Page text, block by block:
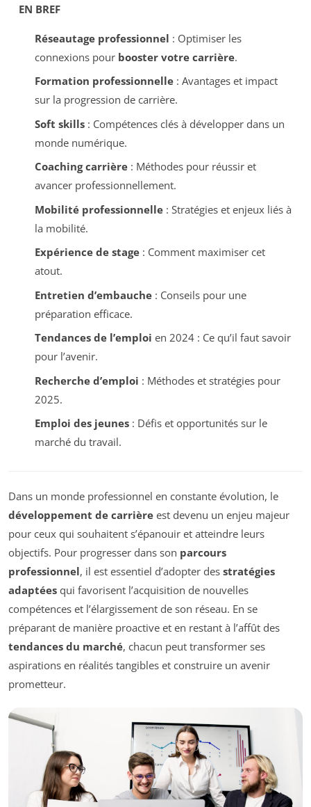
EN BREF
Réseautage professionnel : Optimiser les
connexions pour booster votre carrière.
Formation professionnelle: Avantages et impact
sur la progression de carrière.
Soft skills: Compétences clés à développer dans un
monde numérique.
Coaching carrière: Méthodes pour réussir et
avancer professionnellement.
Mobilité professionnelle: Stratégies et enjeux liés à
la mobilité.
Expérience de stage: Comment maximiser cet
atout.
Entretien d’embauche: Conseils pour une
préparation efficace.
Tendances de l’emploi en 2024 : Ce qu’il faut savoir
pour l’avenir.
Recherche d’emploi : Méthodes et stratégies pour
2025.
Emploi des jeunes: Défis et opportunités sur le
marché du travail.
Dans un monde professionnel en constante évolution, le
développement de carrière est devenu un enjeu majeur
pour ceux qui souhaitent s’épanouir et atteindre leurs
objectifs. Pour progresser dans son parcours
professionnel, il est essentiel d’adopter des stratégies
adaptées qui favorisent l’acquisition de nouvelles
compétences et l’élargissement de son réseau. En se
préparant de manière proactive et en restant à l’affût des
tendances du marché, chacun peut transformer ses
aspirations en réalités tangibles et construire un avenir
prometteur.